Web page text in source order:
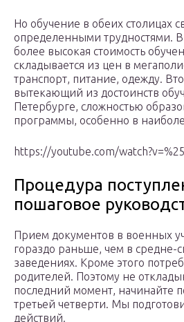
Но обучение в обеих столицах
определенными трудностями.
более высокая стоимость
складывается из цен в
транспорт, питание, одежду.
вытекающий из достоинств
Петербурге, сложностью
программы, особенно в
https://youtube.com/
Процедура
пошаговое
Прием документов в военных
гораздо раньше, чем в средне-
заведениях. Кроме этого
родителей. Поэтому не
последний момент, начинайте
третьей четверти. Мы
действий.